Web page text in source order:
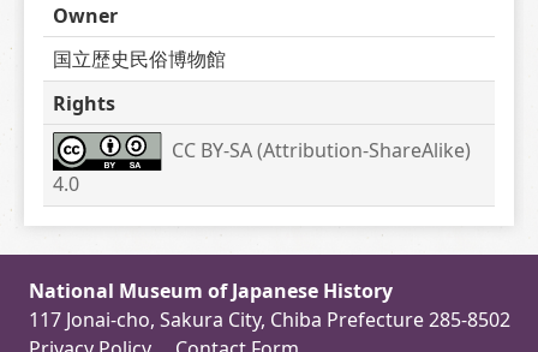
Owner
国立歴史民俗博物館
Rights
CC BY-SA (Attribution-ShareAlike)
4.0
National Museum of Japanese History
117 Jonai-cho, Sakura City, Chiba Prefecture 285-8502